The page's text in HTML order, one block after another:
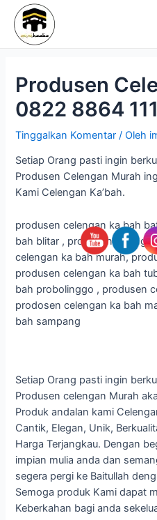
Lewati
konten
Produsen
0822 8864
Tinggalkan Komentar / Oleh
Setiap Orang pasti ingin
Produsen Celengan Murah
Kami Celengan Ka’bah.
produsen celengan ka bah
bah blitar , produsen
celengan ka bah murah,
produsen celengan ka bah
bah probolinggo , produsen
prodosen celengan ka bah
bah sampang
Setiap Orang pasti ingin
Produsen celengan Murah
Produk andalan kami
Cantik, Elegan, Unik,
Harga Terjangkau. Dengan
impian mulia anda dan
segera pergi ke Baitullah
Semoga produk Kami dapat
Keberkahan bagi anda
Navigasi
pos